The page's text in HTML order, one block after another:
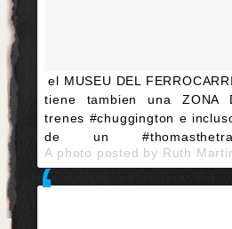
el MUSEU DEL
tiene tambien una ZONA
trenes #chuggington e
de un
A photo posted by Ruth